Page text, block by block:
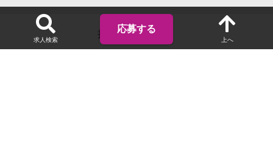
求人検索
応募する
上へ
担当エージェント